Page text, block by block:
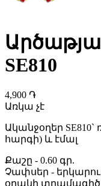
SE810
4,900 ֏
Առկա չէ
Ականջօղեր
հարգի) և էմալ
Քաշը - 0.60 գր.
Չափսեր -
օղակի տրամագիծ